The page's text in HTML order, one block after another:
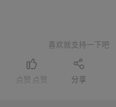
喜欢就支持一下吧
点赞 点赞 分享